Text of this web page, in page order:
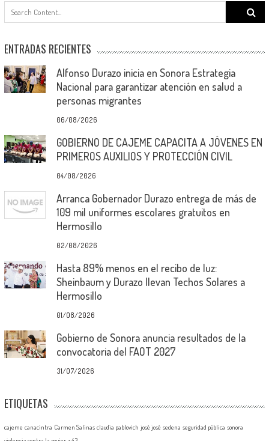
Search
for:
ENTRADAS RECIENTES
Alfonso Durazo inicia en Sonora Estrategia
Nacional para garantizar atención en salud a
personas migrantes
06/08/2026
GOBIERNO DE CAJEME CAPACITA A JÓVENES EN
PRIMEROS AUXILIOS Y PROTECCIÓN CIVIL
04/08/2026
Arranca Gobernador Durazo entrega de más de
109 mil uniformes escolares gratuitos en
Hermosillo
02/08/2026
Hasta 89% menos en el recibo de luz:
Sheinbaum y Durazo llevan Techos Solares a
Hermosillo
01/08/2026
Gobierno de Sonora anuncia resultados de la
convocatoria del FAOT 2027
31/07/2026
ETIQUETAS
cajeme canacintra Carmen Salinas claudia pablovich josé josé sedena seguridad pública sonora